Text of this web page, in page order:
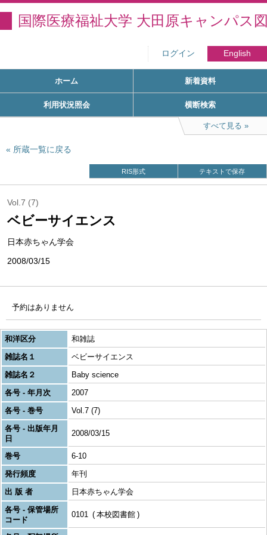
国際医療福祉大学 大田原キャンパス
ログイン English
ホーム 新着資料
利用状況照会 横断検索
すべて見る
所蔵一覧に戻る
RIS形式 テキストで保存
Vol.7 (7)
ベビーサイエンス
日本赤ちゃん学会
2008/03/15
予約はありません
和洋区分
和雑誌
雑誌名１
ベビーサイエンス
雑誌名２
Baby science
各号 - 年月次
2007
各号 - 巻号
Vol.7 (7)
各号 - 出版年月
日
2008/03/15
巻号
6-10
発行頻度
年刊
出 版 者
日本赤ちゃん学会
各号 - 保管場所
コード
0101 本校図書館